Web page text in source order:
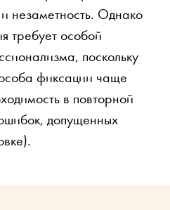
незаметность. Однако
требует особой
поскольку
фиксации чаще
в повторной
допущенных